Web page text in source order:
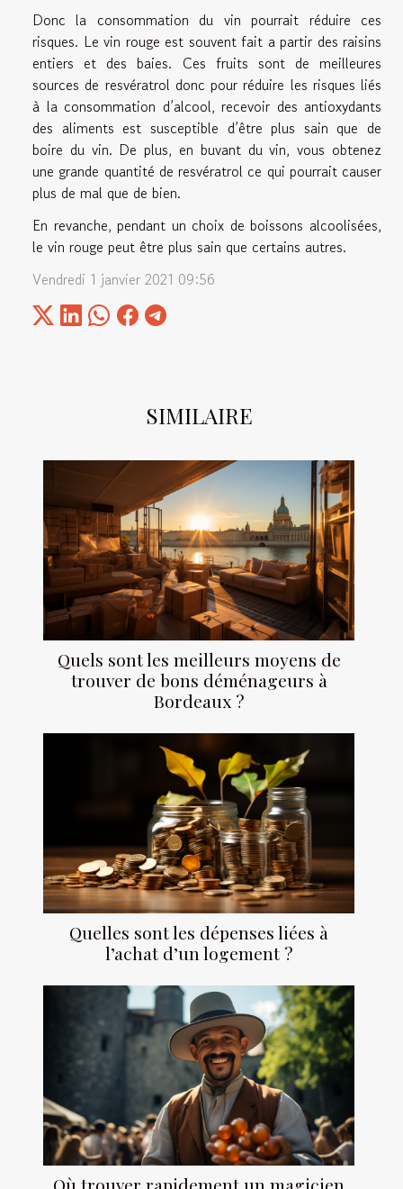
SIMILAIRE
Quels sont les meilleurs moyens de
trouver de bons déménageurs à
Bordeaux ?
Quelles sont les dépenses liées à
l’achat d’un logement ?
Donc la consommation du vin pourrait réduire ces
risques. Le vin rouge est souvent fait a partir des raisins
entiers et des baies. Ces fruits sont de meilleures
sources de resvératrol donc pour réduire les risques liés
à la consommation d’alcool, recevoir des antioxydants
des aliments est susceptible d’être plus sain que de
boire du vin. De plus, en buvant du vin, vous obtenez
une grande quantité de resvératrol ce qui pourrait causer
plus de mal que de bien.
En revanche, pendant un choix de boissons alcoolisées,
le vin rouge peut être plus sain que certains autres.
Vendredi 1 janvier 2021 09:56